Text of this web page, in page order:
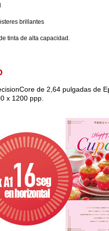
brillantes
tinta de alta capacidad.
de 2,64 pulgadas de
x 1200 ppp.